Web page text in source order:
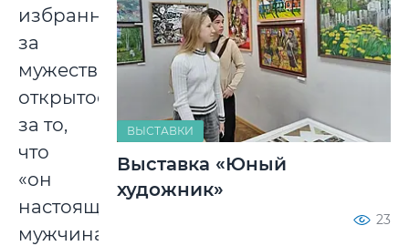
избранника
за
мужественность,
открытость,
за то,
что
«он
настоящий
мужчина».
ВЫСТАВКИ
Выставка «Юный
художник»
23